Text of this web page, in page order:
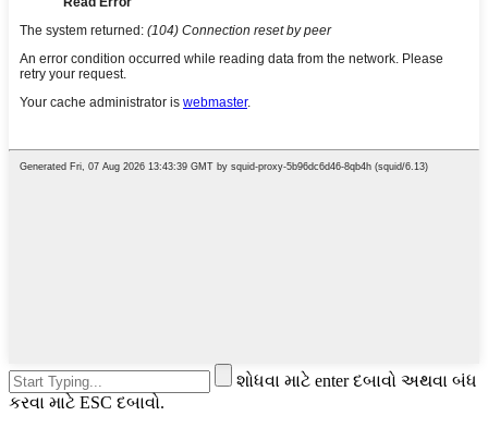
શોધવા માટે enter દબાવો અથવા બંધ
કરવા માટે ESC દબાવો.